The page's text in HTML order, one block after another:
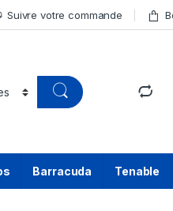
Suivre votre commande
Barracuda Tenable